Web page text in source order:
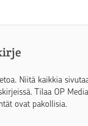
Niitä kaikkia
Tilaa OP
ovat pakollisia.